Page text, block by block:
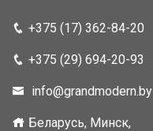
+375 (17) 362-84-20
+375 (29) 694-20-93
info@grandmodern.by
Беларусь, Минск,